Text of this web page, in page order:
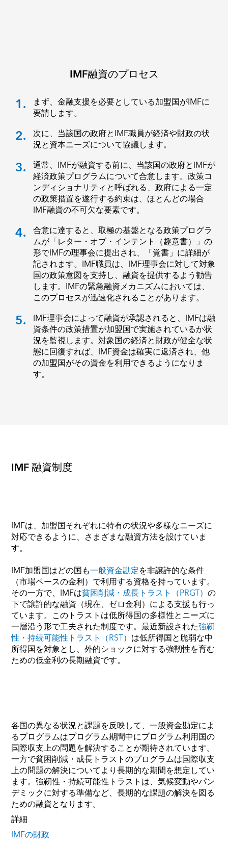
IMF融資のプロセス
1. まず、金融支援を必要としている加盟国がIMFに
要請します。
2. 次に、当該国の政府とIMF職員が経済や財政の状
況と資本ニーズについて協議します。
3. 通常、IMFが融資する前に、当該国の政府とIMFが
経済政策プログラムについて合意します。政策コ
ンディショナリティと呼ばれる、政府による一定
の政策措置を遂行する約束は、ほとんどの場合
IMF融資の不可欠な要素です。
4. 合意に達すると、取極の基盤となる政策プログラ
ムが「レター・オブ・インテント（趣意書）」の
形でIMFの理事会に提出され、「覚書」に詳細が
記されます。IMF職員は、IMF理事会に対して対象
国の政策意図を支持し、融資を提供するよう勧告
します。IMFの緊急融資メカニズムにおいては、
このプロセスが迅速化されることがあります。
5. IMF理事会によって融資が承認されると、IMFは融
資条件の政策措置が加盟国で実施されているか状
況を監視します。対象国の経済と財政が健全な状
態に回復すれば、IMF資金は確実に返済され、他
の加盟国がその資金を利用できるようになりま
す。
IMF 融資制度
IMFは、加盟国それぞれに特有の状況や多様なニーズに
対応できるように、さまざまな融資方法を設けていま
す。
IMF加盟国はどの国も一般資金勘定を非譲許的な条件
（市場ベースの金利）で利用する資格を持っています。
その一方で、IMFは貧困削減・成長トラスト（PRGT）の
下で譲許的な融資（現在、ゼロ金利）による支援も行っ
ています。このトラストは低所得国の多様性とニーズに
一層沿う形で工夫された制度です。最近新設された強靭
性・持続可能性トラスト（RST） は低所得国と脆弱な中
所得国を対象とし、外的ショックに対する強靭性を育む
ための低金利の長期融資です。
各国の異なる状況と課題を反映して、一般資金勘定によ
るプログラムはプログラム期間中にプログラム利用国の
国際収支上の問題を解決することが期待されています。
一方で貧困削減・成長トラストのプログラムは国際収支
上の問題の解決についてより長期的な期間を想定してい
ます。強靭性・持続可能性トラストは、気候変動やパン
デミックに対する準備など、長期的な課題の解決を図る
ための融資となります。
詳細
IMFの財政